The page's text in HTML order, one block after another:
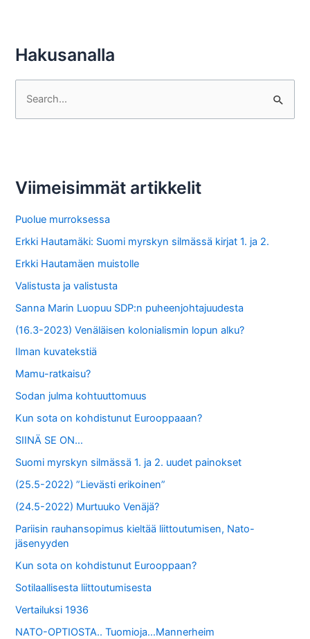
Hakusanalla
h
r
:
Viimeisimmät artikkelit
Puolue murroksessa
Erkki Hautamäki: Suomi myrskyn silmässä kirjat 1. ja 2.
Erkki Hautamäen muistolle
Valistusta ja valistusta
Sanna Marin Luopuu SDP:n puheenjohtajuudesta
(16.3-2023) Venäläisen kolonialismin lopun alku?
Ilman kuvatekstiä
Mamu-ratkaisu?
Sodan julma kohtuuttomuus
Kun sota on kohdistunut Eurooppaaan?
SIINÄ SE ON…
Suomi myrskyn silmässä 1. ja 2. uudet painokset
(25.5-2022) ”Lievästi erikoinen”
(24.5-2022) Murtuuko Venäjä?
Pariisin rauhansopimus kieltää liittoutumisen, Nato-
jäsenyyden
Kun sota on kohdistunut Eurooppaan?
Sotilaallisesta liittoutumisesta
Vertailuksi 1936
NATO-OPTIOSTA.. Tuomioja…Mannerheim